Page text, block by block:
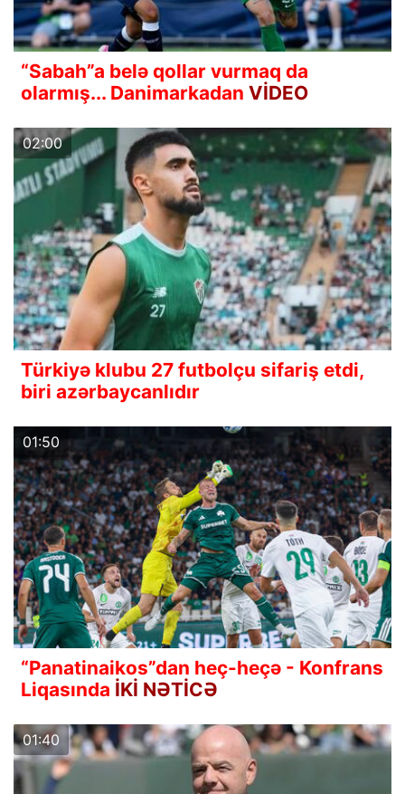
“Sabah”a belə qollar vurmaq da
olarmış... Danimarkadan VİDEO
02:00
Türkiyə klubu 27 futbolçu sifariş etdi,
biri azərbaycanlıdır
01:50
“Panatinaikos”dan heç-heçə - Konfrans
Liqasında İKİ NƏTİCƏ
01:40